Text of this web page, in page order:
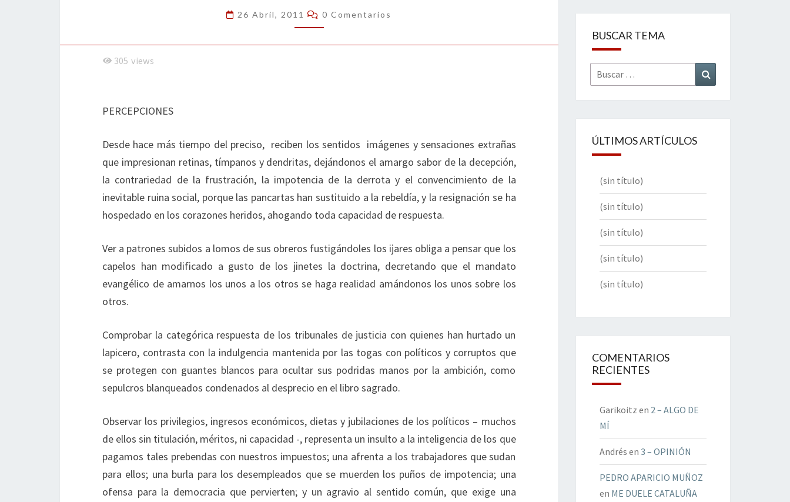
26 Abril, 2011 Comentarios
0 Comentarios
305 views
PERCEPCIONES
Desde hace más tiempo del preciso, reciben los sentidos imágenes y sensaciones extrañas
que impresionan retinas, tímpanos y dendritas, dejándonos el amargo sabor de la decepción,
la contrariedad de la frustración, la impotencia de la derrota y el convencimiento de la
inevitable ruina social, porque las pancartas han sustituido a la rebeldía, y la resignación se ha
hospedado en los corazones heridos, ahogando toda capacidad de respuesta.
Ver a patrones subidos a lomos de sus obreros fustigándoles los ijares obliga a pensar que los
capelos han modificado a gusto de los jinetes la doctrina, decretando que el mandato
evangélico de amarnos los unos a los otros se haga realidad amándonos los unos sobre los
otros.
Comprobar la categórica respuesta de los tribunales de justicia con quienes han hurtado un
lapicero, contrasta con la indulgencia mantenida por las togas con políticos y corruptos que
se protegen con guantes blancos para ocultar sus podridas manos por la ambición, como
sepulcros blanqueados condenados al desprecio en el libro sagrado.
Observar los privilegios, ingresos económicos, dietas y jubilaciones de los políticos – muchos
de ellos sin titulación, méritos, ni capacidad -, representa un insulto a la inteligencia de los que
pagamos tales prebendas con nuestros impuestos; una afrenta a los trabajadores que sudan
para ellos; una burla para los desempleados que se muerden los puños de impotencia; una
ofensa para la democracia que pervierten; y un agravio al sentido común, que exige una
BUSCAR TEMA
Buscar
por:
ÚLTIMOS ARTÍCULOS
(sin título)
(sin título)
(sin título)
(sin título)
(sin título)
COMENTARIOS
RECIENTES
Garikoitz en 2 – ALGO DE
MÍ
Andrés en 3 – OPINIÓN
PEDRO APARICIO MUÑOZ
en ME DUELE CATALUÑA